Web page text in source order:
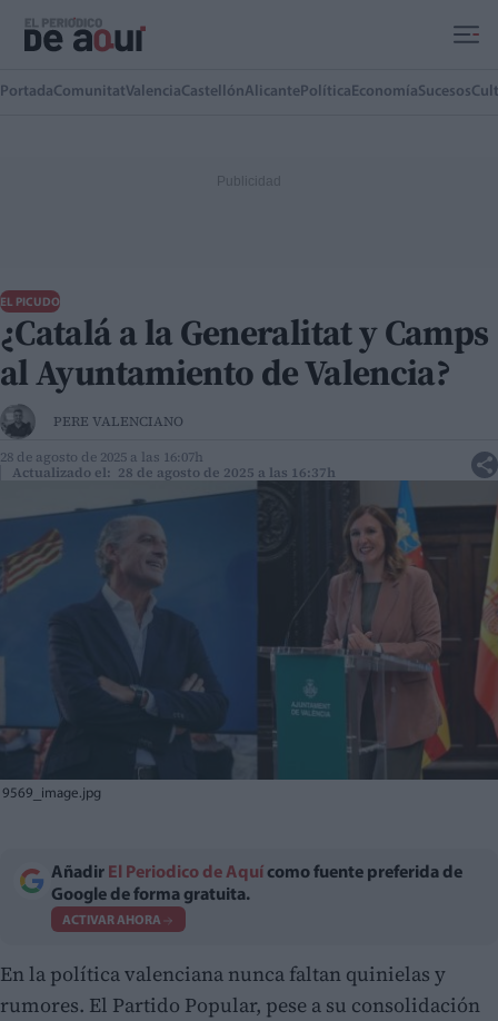
PortadaComunitatValenciaCastellónAlicante Política EconomíaSucesos
EL PICUDO
¿Catalá a la Generalitat y Camps
al Ayuntamiento de Valencia?
PERE VALENCIANO
28 de agosto de 2025 a las 16:07h
Actualizado el: 28 de agosto de 2025 a las 16:37h
9569_image.jpg
Añadir El Periodico de Aquí como fuente preferida de
Google de forma gratuita.
ACTIVAR AHORA
En la política valenciana nunca faltan quinielas y
rumores. El Partido Popular, pese a su consolidación